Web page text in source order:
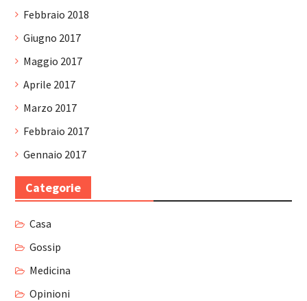
Febbraio 2018
Giugno 2017
Maggio 2017
Aprile 2017
Marzo 2017
Febbraio 2017
Gennaio 2017
Categorie
Casa
Gossip
Medicina
Opinioni